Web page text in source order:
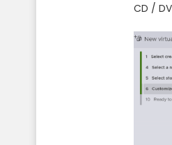
CD /